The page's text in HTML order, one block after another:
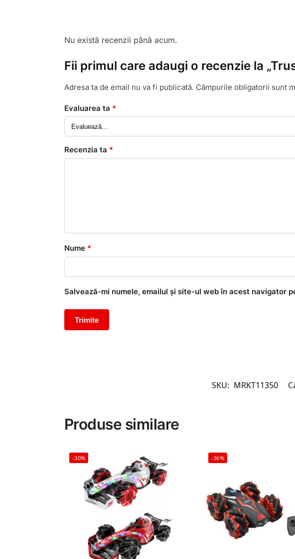
Nu există recenzii până acum.
Fii primul care adaugi o recenzie la
Adresa ta de email nu va fi publicată. Câmpurile obligatorii sunt
Evaluarea ta *
Recenzia ta *
Nume *
Salvează-mi numele, emailul și site-ul web în acest navigator
SKU: MRKT11350
Produse similare
-30% -36%